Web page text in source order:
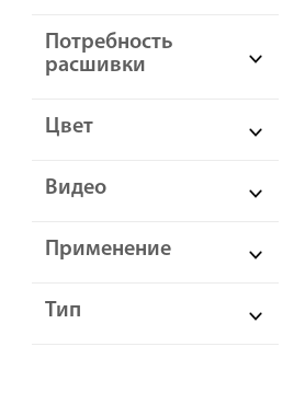
Потребность
расшивки
Цвет
Видео
Применение
Тип